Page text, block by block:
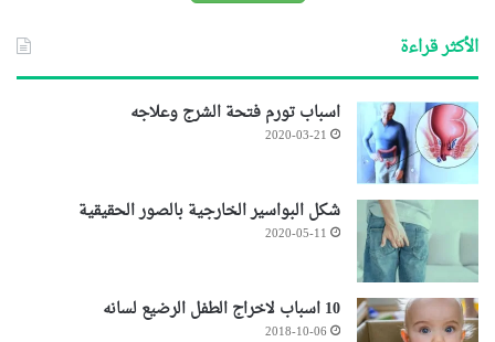
الأكثر قراءة
اسباب تورم فتحة الشرج وعلاجه
2020-03-21
شكل البواسير الخارجية بالصور الحقيقية
2020-05-11
10 اسباب لاخراج الطفل الرضيع لسانه
2018-10-06